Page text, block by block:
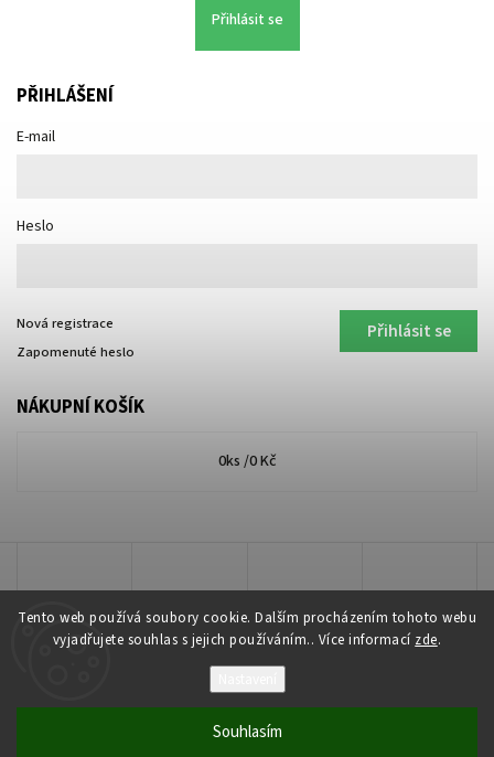
Tento web používá soubory cookie. Dalším procházením tohoto webu
vyjadřujete souhlas s jejich používáním.. Více informací zde.
Souhlasím
Přihlásit se
PŘIHLÁŠENÍ
E-mail
Heslo
Přihlásit se
Nová registrace
Zapomenuté heslo
NÁKUPNÍ KOŠÍK
0ks /0 Kč
Lakkis Toner. Všechna práva vyhrazena.